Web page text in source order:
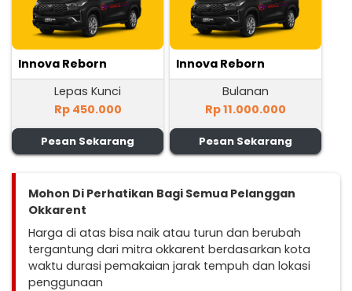
Innova Reborn
Lepas Kunci
Rp 450.000
Pesan Sekarang
Innova Reborn
Bulanan
Rp 11.000.000
Pesan Sekarang
Mohon Di Perhatikan Bagi Semua Pelanggan
Okkarent
Harga di atas bisa naik atau turun dan berubah
tergantung dari mitra okkarent berdasarkan kota
waktu durasi pemakaian jarak tempuh dan lokasi
penggunaan